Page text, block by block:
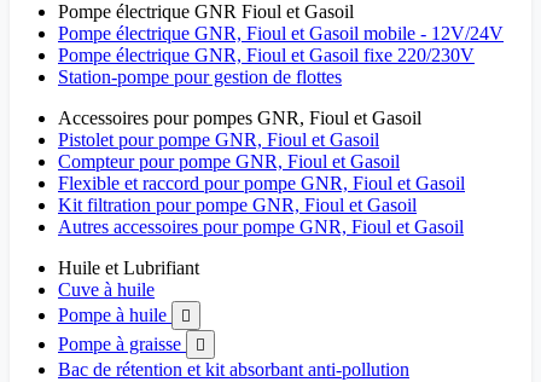
Pompe électrique GNR Fioul et Gasoil
Pompe électrique GNR, Fioul et Gasoil mobile - 12V/24V
Pompe électrique GNR, Fioul et Gasoil fixe 220/230V
Station-pompe pour gestion de flottes
Accessoires pour pompes GNR, Fioul et Gasoil
Pistolet pour pompe GNR, Fioul et Gasoil
Compteur pour pompe GNR, Fioul et Gasoil
Flexible et raccord pour pompe GNR, Fioul et Gasoil
Kit filtration pour pompe GNR, Fioul et Gasoil
Autres accessoires pour pompe GNR, Fioul et Gasoil
Huile et Lubrifiant
Cuve à huile
Pompe à huile

Pompe à graisse 
Bac de rétention et kit absorbant anti-pollution